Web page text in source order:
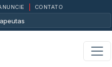
CONTATO